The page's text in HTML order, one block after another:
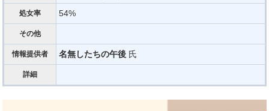
処女率 54%
その他
情報提供者 名無したちの午後 氏
詳細